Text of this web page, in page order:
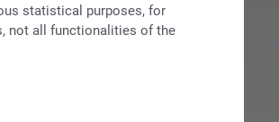
statistical purposes, for
not all functionalities of the